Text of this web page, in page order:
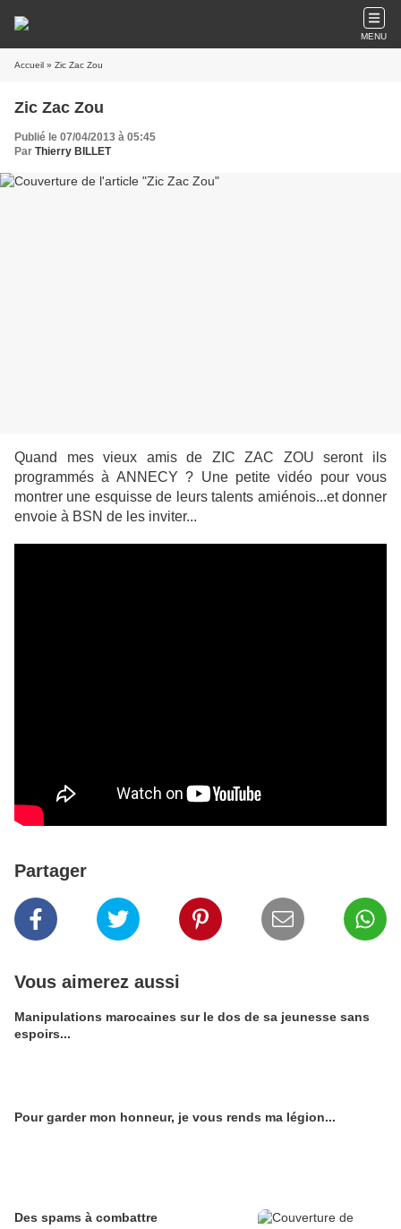
MENU
Accueil » Zic Zac Zou
Zic Zac Zou
Publié le 07/04/2013 à 05:45
Par Thierry BILLET
Quand mes vieux amis de ZIC ZAC ZOU seront ils
programmés à ANNECY ? Une petite vidéo pour vous
montrer une esquisse de leurs talents amiénois...et donner
envoie à BSN de les inviter...
Partager
Vous aimerez aussi
Manipulations marocaines sur le dos de sa jeunesse sans
espoirs...
Pour garder mon honneur, je vous rends ma légion...
Des spams à combattre